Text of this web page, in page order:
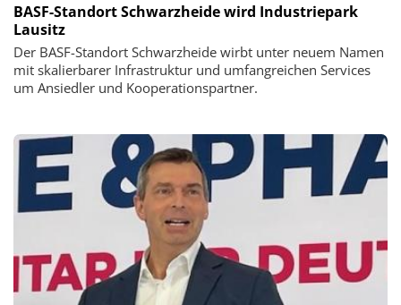
BASF-Standort Schwarzheide wird Industriepark
Lausitz
Der BASF-Standort Schwarzheide wirbt unter neuem Namen
mit skalierbarer Infrastruktur und umfangreichen Services
um Ansiedler und Kooperationspartner.